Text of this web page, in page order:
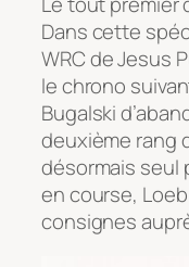
Dans cette
WRC de Jesus
le chrono
Bugalski
deuxième rang
désormais seul
en course,
consignes